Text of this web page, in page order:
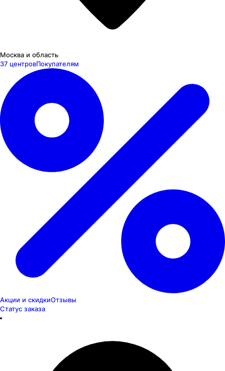
Москва и область
37 центровПокупателям
Акции и скидкиОтзывы
Статус заказа